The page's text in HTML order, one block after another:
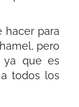
hacer para
pero
ya que es
todos los